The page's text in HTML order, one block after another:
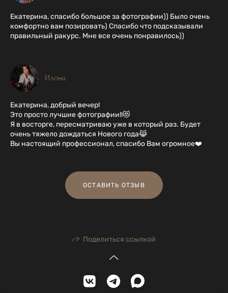
Екатерина, спасибо большое за фотографии)) Было очень
комфортно вам позировать) Спасибо что подсказывали
правильный ракурс. Мне все очень понравилось))
Илона
Екатерина, добрый вечер!
Это просто лучшие фотографии!!😻
Я в восторге, пересматриваю уже в который раз. Будет
очень тяжело дождаться Нового года😹
Вы настоящий профессионал, спасибо Вам огромное❤️
ОСТАВИТЬ ОТЗЫВ
Поделиться ссылкой